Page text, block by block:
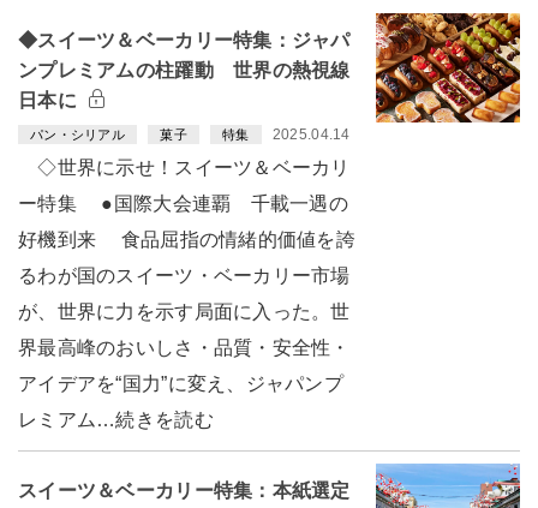
◆スイーツ＆ベーカリー特集：ジャパ
ンプレミアムの柱躍動 世界の熱視線
日本に
パン・シリアル 菓子 特集 2025.04.14
◇世界に示せ！スイーツ＆ベーカリ
ー特集 ●国際大会連覇 千載一遇の
好機到来 食品屈指の情緒的価値を誇
るわが国のスイーツ・ベーカリー市場
が、世界に力を示す局面に入った。世
界最高峰のおいしさ・品質・安全性・
アイデアを“国力”に変え、ジャパンプ
レミアム…続きを読む
スイーツ＆ベーカリー特集：本紙選定